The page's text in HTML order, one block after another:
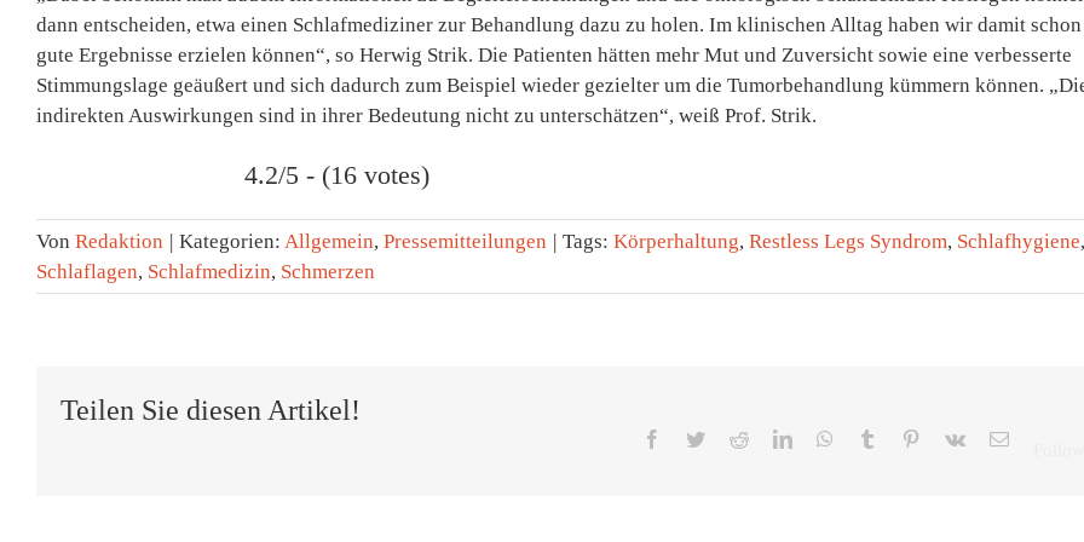
dann entscheiden, etwa einen Schlafmediziner zur Behandlung dazu zu holen. Im klinischen Alltag haben wir damit schon
gute Ergebnisse erzielen können“, so Herwig Strik. Die Patienten hätten mehr Mut und Zuversicht sowie eine verbesserte
Stimmungslage geäußert und sich dadurch zum Beispiel wieder gezielter um die Tumorbehandlung kümmern können.
indirekten Auswirkungen sind in ihrer Bedeutung nicht zu unterschätzen“, weiß Prof. Strik.
4.2/5 - (16 votes)
Von Redaktion Kategorien: Allgemein, Pressemitteilungen Tags: Körperhaltung, Restless Legs Syndrom, Schlafhygiene,
Schlaflagen, Schlafmedizin, Schmerzen
Teilen Sie diesen Artikel!
Facebook
TwitterRedditLinkedInWhatsApp
Tumblr Pinterest
Vk
E-